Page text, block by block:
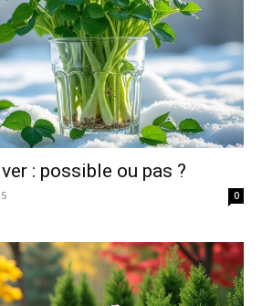
: possible ou pas ?
0